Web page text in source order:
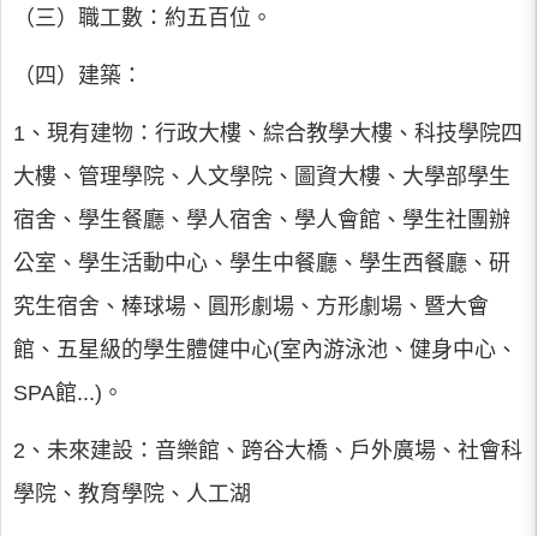
（三）職工數：約五百位。
（四）建築：
1、現有建物：行政大樓、綜合教學大樓、科技學院四
大樓、管理學院、人文學院、圖資大樓、大學部學生
宿舍、學生餐廳、學人宿舍、學人會館、學生社團辦
公室、學生活動中心、學生中餐廳、學生西餐廳、研
究生宿舍、棒球場、圓形劇場、方形劇場、暨大會
館、五星級的學生體健中心(室內游泳池、健身中心、
SPA館...)。
2、未來建設：音樂館、跨谷大橋、戶外廣場、社會科
學院、教育學院、人工湖